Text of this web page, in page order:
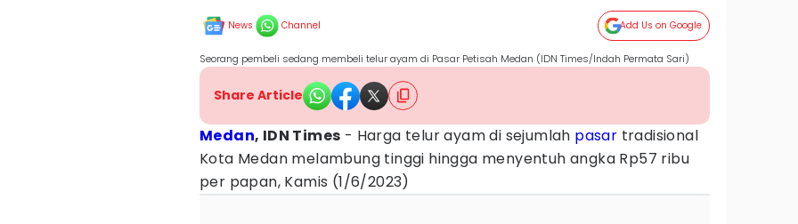
News Channel Add Us on Google
Seorang pembeli sedang membeli telur ayam di Pasar Petisah Medan (IDN Times/Indah Permata Sari)
Share Article
Medan, IDN Times - Harga telur ayam di sejumlah pasar tradisional
Kota Medan melambung tinggi hingga menyentuh angka Rp57 ribu
per papan, Kamis (1/6/2023)